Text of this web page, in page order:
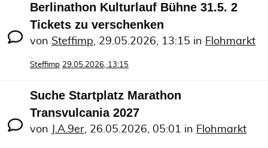
Berlinathon Kulturlauf Bühne 31.5. 2
Tickets zu verschenken
von Steffimp, 29.05.2026, 13:15 in Flohmarkt
Steffimp 29.05.2026, 13:15
Suche Startplatz Marathon
Transvulcania 2027
von J.A.9er, 26.05.2026, 05:01 in Flohmarkt